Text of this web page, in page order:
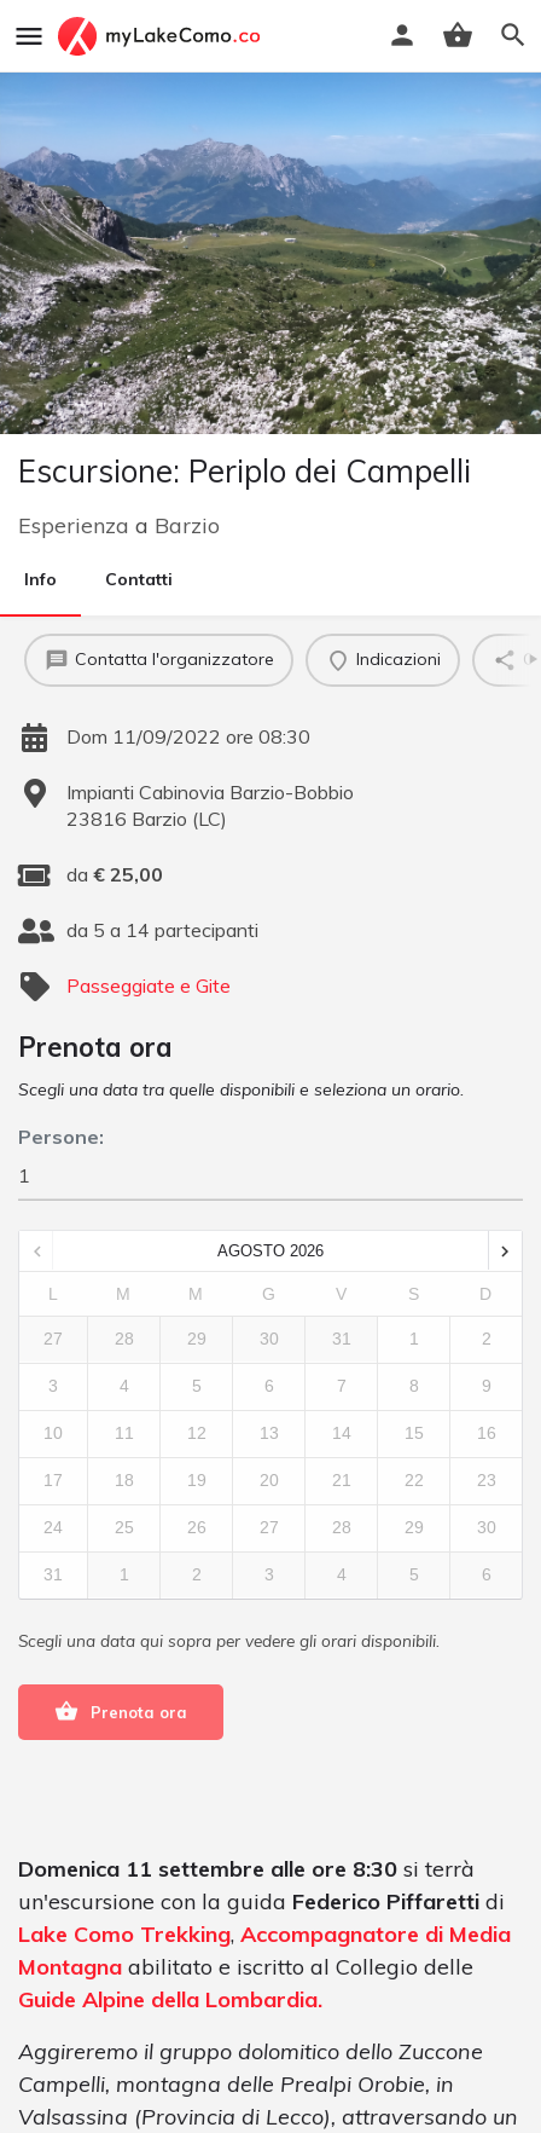
Escursione: Periplo dei Campelli
Esperienza a Barzio
Info Contatti
Contatta l'organizzatore Indicazioni
Dom 11/09/2022 ore 08:30
Impianti Cabinovia Barzio-Bobbio
23816 Barzio (LC)
da € 25,00
da 5 a 14 partecipanti
Passeggiate e Gite
Prenota ora
Scegli una data tra quelle disponibili e seleziona un orario.
Persone:
AGOSTO 2026
L M M G V S D
27 28 29 30 31 1 2
3 4 5 6 7 8 9
10 11 12 13 14 15 16
17 18 19 20 21 22 23
24 25 26 27 28 29 30
31 1 2 3 4 5 6
Scegli una data qui sopra per vedere gli orari disponibili.
Prenota ora
Domenica 11 settembre alle ore 8:30 si terrà
un'escursione con la guida Federico Piffaretti di
Lake Como Trekking, Accompagnatore di Media
Montagna abilitato e iscritto al Collegio delle
Guide Alpine della Lombardia.
Aggireremo il gruppo dolomitico dello Zuccone
Campelli, montagna delle Prealpi Orobie, in
Valsassina (Provincia di Lecco), attraversando un